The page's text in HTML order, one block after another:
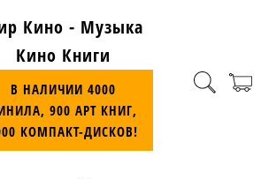
Кино - Музыка
Кино Книги
В НАЛИЧИИ 4000
900 АРТ КНИГ,
КОМПАКТ-ДИСКОВ!